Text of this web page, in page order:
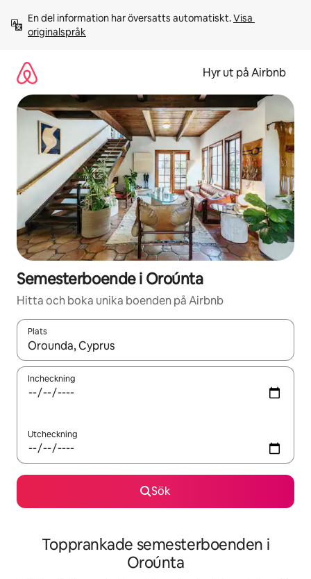
innehåll
En del information har översatts automatiskt. Visa
originalspråk
Hyr ut på Airbnb
Semesterboende i Oroúnta
Hitta och boka unika boenden på Airbnb
Plats
När resultaten är tillgängliga kan du navigera med upp- och
Incheckning
Utcheckning
Sök
Topprankade semesterboenden i
Oroúnta